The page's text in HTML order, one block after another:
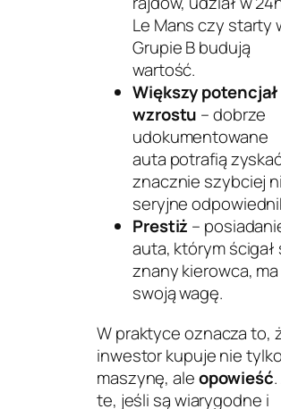
Le Mans czy starty
Grupie B budują
wartość.
Większy potencjał
wzrostu – dobrze
udokumentowane
auta potrafią
znacznie szybciej
seryjne
Prestiż –
auta, którym ścigał
znany kierowca, ma
swoją wagę.
W praktyce oznacza to,
inwestor kupuje nie tylko
maszynę, aleopowieść
te, jeśli są wiarygodne i